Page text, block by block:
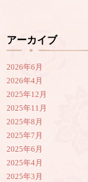
アーカイブ
2026年6月
2026年4月
2025年12月
2025年11月
2025年8月
2025年7月
2025年6月
2025年4月
2025年3月